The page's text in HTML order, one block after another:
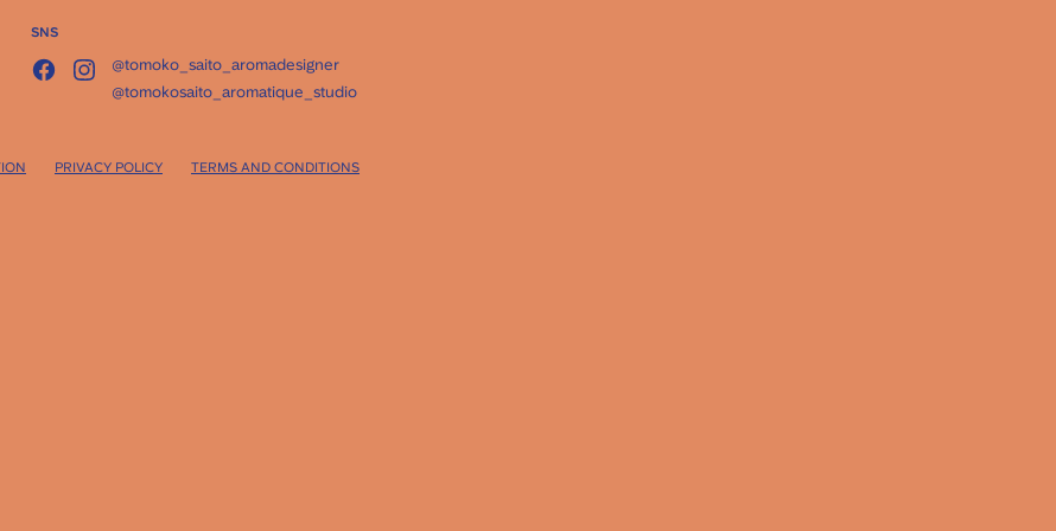
SNS
@tomoko_saito_aromadesigner
@tomokosaito_aromatique_studio
PRIVACY POLICY TERMS AND CONDITIONS